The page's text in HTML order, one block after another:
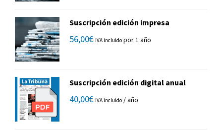
Suscripción edición impresa
56,00€ IVA incluido por 1 año
Suscripción edición digital anual
40,00€ IVA incluido / año